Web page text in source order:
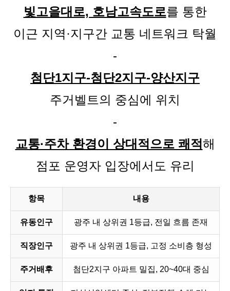
빛고을대로, 호남고속도로를 통한
이근 지역·지구간 교통 네트워크 탁월
-
첨단1지구-첨단2지구-양산지구
주거벨트의 중심에 위치
-
교통·주차 환경이 상대적으로 쾌적해
점포 운영자 입장에서도 유리
항목 내용
유동인구 광주 내 상위권 1등급, 전일 흐름 존재
직장인구 광주 내 상위권 1등급, 고정 소비층 형성
주거배후 첨단2지구 아파트 밀집, 20~40대 중심